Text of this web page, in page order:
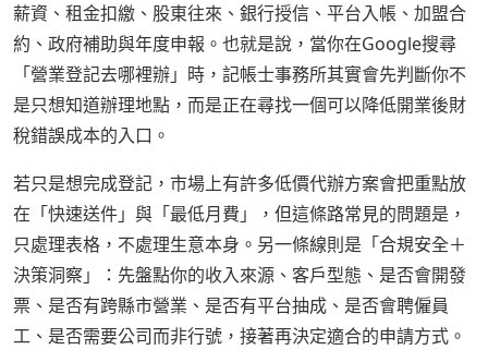
薪資、租金扣繳、股東往來、銀行授信、平台入帳、加盟合
約、政府補助與年度申報。也就是說，當你在Google搜尋
「營業登記去哪裡辦」時，記帳士事務所其實會先判斷你不
是只想知道辦理地點，而是正在尋找一個可以降低開業後財
稅錯誤成本的入口。
若只是想完成登記，市場上有許多低價代辦方案會把重點放
在「快速送件」與「最低月費」，但這條路常見的問題是，
只處理表格，不處理生意本身。另一條線則是「合規安全＋
決策洞察」：先盤點你的收入來源、客戶型態、是否會開發
票、是否有跨縣市營業、是否有平台抽成、是否會聘僱員
工、是否需要公司而非行號，接著再決定適合的申請方式。